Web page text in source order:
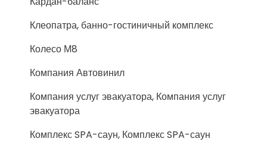
Клеопатра, банно-гостиничный комплекс
Колесо М8
Компания Автовинил
Компания услуг эвакуатора, Компания услуг
эвакуатора
Комплекс SPA-саун, Комплекс SPA-саун